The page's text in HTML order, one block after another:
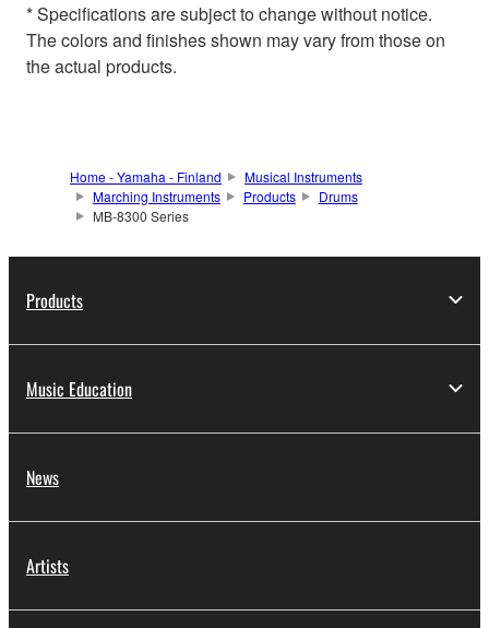
* Specifications are subject to change without notice.
The colors and finishes shown may vary from those on
the actual products.
Home - Yamaha - Finland
Musical Instruments
Marching Instruments
Products
Drums
MB-8300 Series
Products
Music Education
News
Artists